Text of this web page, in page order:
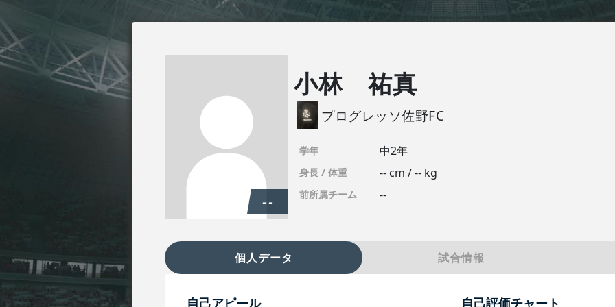
--
小林 祐真
プログレッソ佐野FC
学年 中2年
身長 / 体重 -- cm / -- kg
前所属チーム --
個人データ 試合情報
自己アピール 自己評価チャート